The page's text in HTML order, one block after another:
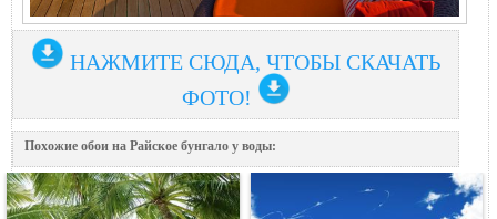
НАЖМИТЕ СЮДА, ЧТОБЫ СКАЧАТЬ
ФОТО!
Похожие обои на Райское бунгало у воды: